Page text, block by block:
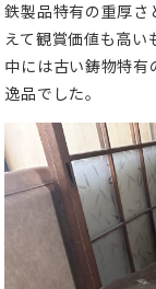
鉄製品特有の重厚さ
えて観賞価値も高い
中には古い鋳物特有
逸品でした。